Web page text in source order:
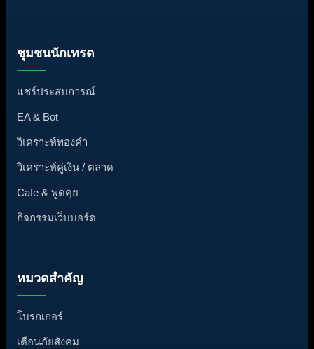
ชุมชนนักเทรด
แชร์ประสบการณ์
EA & Bot
วิเคราะห์ทองคำ
วิเคราะห์คู่เงิน / ตลาด
Cafe & พูดคุย
กิจกรรมเว็บบอร์ด
หมวดสำคัญ
โบรกเกอร์
เตือนภัยสังคม